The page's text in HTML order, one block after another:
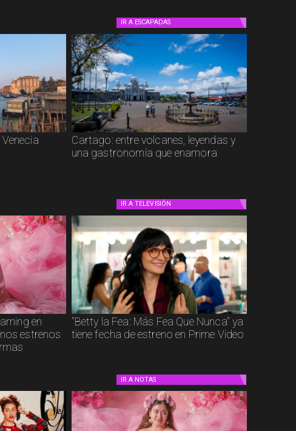
IR A ESCAPADAS
Cartago: entre volcanes, leyendas y
una gastronomía que enamora
IR A TELEVISIÓN
en
estrenos
"Betty la Fea: Más Fea Que Nunca" ya
tiene fecha de estreno en Prime Video
IR A NOTAS